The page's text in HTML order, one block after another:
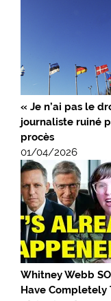
« Je n’ai pas le
journaliste ruiné
procès
01/04/2026
Whitney Webb
Have Completely